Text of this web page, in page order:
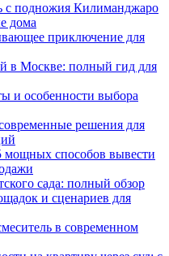
с подножия Килиманджаро
дома
приключение для
в Москве: полный гид для
и особенности выбора
решения для
мощных способов вывести
сада: полный обзор
и сценариев для
в современном